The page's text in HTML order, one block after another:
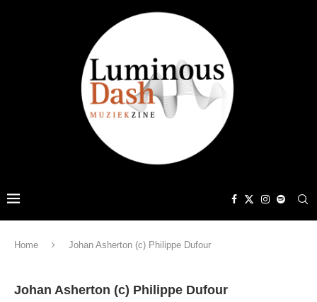
Home Johan Asherton (c) Philippe Dufour
Johan Asherton (c) Philippe Dufour